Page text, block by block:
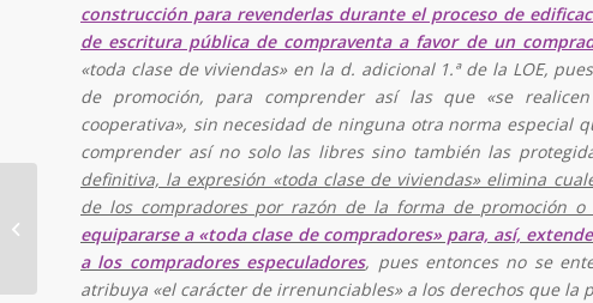
construcción para revenderlas durante el proceso de
de escritura pública de compraventa a favor de un
«toda clase de viviendas» en la d. adicional 1.ª de la LOE,
de promoción, para comprender así las que «se
cooperativa», sin necesidad de ninguna otra norma especial
comprender así no solo las libres sino también las
definitiva, la expresión «toda clase de viviendas» elimina
de los compradores por razón de la forma de promoción
equipararse a «toda clase de compradores» para, así,
a los compradores especuladores, pues entonces no se
atribuya «el carácter de irrenunciables» a los derechos que la
Accidentes de Tráfico:
El Nuevo Sistema de
Valoración de Daños y
Lesione...